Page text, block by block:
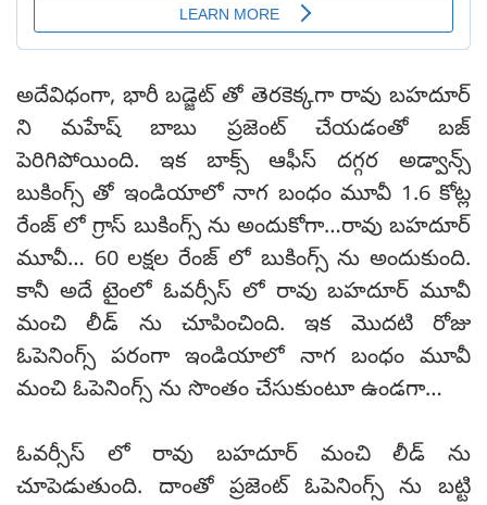
అదేవిధంగా, భారీ బడ్జెట్ తో తెరకెక్కగా రావు బహదూర్
ని మహేష్ బాబు ప్రజెంట్ చేయడంతో బజ్
పెరిగిపోయింది. ఇక బాక్స్ ఆఫీస్ దగ్గర అడ్వాన్స్
బుకింగ్స్ తో ఇండియాలో నాగ బంధం మూవీ 1.6 కోట్ల
రేంజ్ లో గ్రాస్ బుకింగ్స్ ను అందుకోగా…రావు బహదూర్
మూవీ… 60 లక్షల రేంజ్ లో బుకింగ్స్ ను అందుకుంది.
కానీ అదే టైంలో ఓవర్సీస్ లో రావు బహదూర్ మూవీ
మంచి లీడ్ ను చూపించింది. ఇక మొదటి రోజు
ఓపెనింగ్స్ పరంగా ఇండియాలో నాగ బంధం మూవీ
మంచి ఓపెనింగ్స్ ను సొంతం చేసుకుంటూ ఉండగా…
ఓవర్సీస్ లో రావు బహదూర్ మంచి లీడ్ ను
చూపెడుతుంది. దాంతో ప్రజెంట్ ఓపెనింగ్స్ ను బట్టి